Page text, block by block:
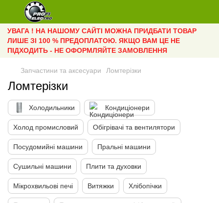
УВАГА ! НА НАШОМУ САЙТІ МОЖНА ПРИДБАТИ ТОВАР
ЛИШЕ ЗІ 100 % ПРЕДОПЛАТОЮ. ЯКЩО ВАМ ЦЕ НЕ
ПІДХОДИТЬ - НЕ ОФОРМЛЯЙТЕ ЗАМОВЛЕННЯ
Запчастини та аксесуари Ломтерізки
Ломтерізки
Холодильники Кондиціонери
Холод промисловий Обігрівачі та вентилятори
Посудомийні машини Пральні машини
Сушильні машини Плити та духовки
Мікрохвильові печі Витяжки Хлібопічки